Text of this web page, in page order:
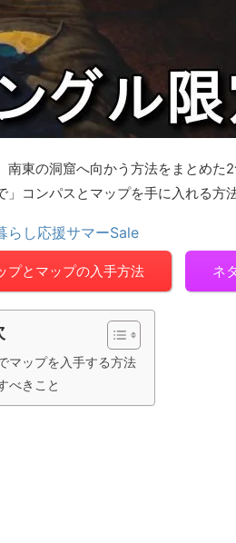
東の洞窟へ向かう方法をまとめた2
コンパスとマップを手に入れる方
らし応援サマーSale
プとマップの入手方法 ネ
マップを入手する方法
べきこと